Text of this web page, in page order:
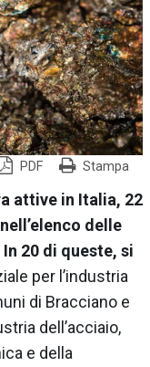
PDF Stampa
attive in Italia, 22
delle
20 di queste, si
per l’industria
di Bracciano e
dell’acciaio,
e della